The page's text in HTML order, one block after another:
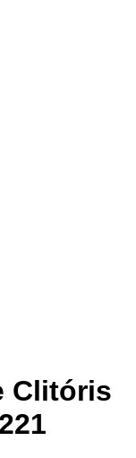
Clitóris